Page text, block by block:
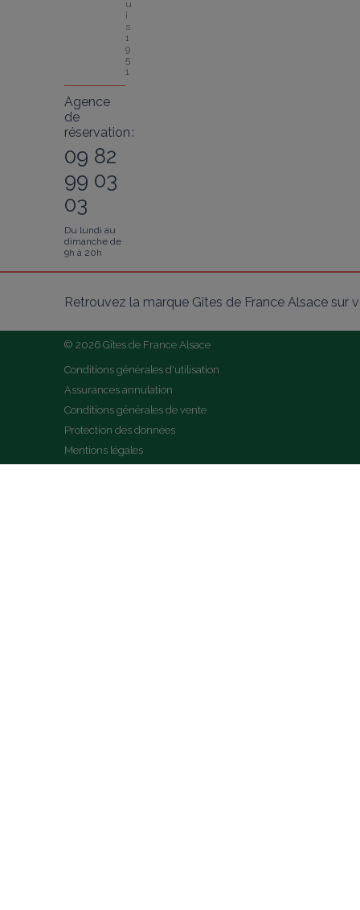
u
i
s
1
9
5
1
Agence
de
réservation :
09 82
99 03
03
Du lundi au
dimanche de
9h à 20h
Retrouvez la marque Gîtes de France Alsace sur
© 2026 Gîtes de France Alsace
Conditions générales d'utilisation
Assurances annulation
Conditions générales de vente
Protection des données
Mentions légales